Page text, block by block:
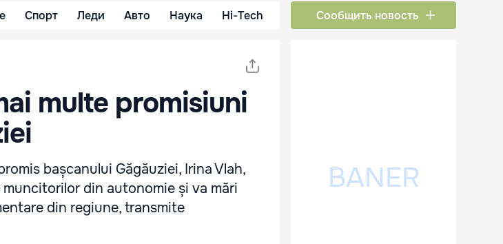
Спорт Леди Авто Наука Hi-Tech Сообщить новость
multe promisiuni
bașcanului Găgăuziei, Irina Vlah,
din autonomie și va mări
din regiune, transmite